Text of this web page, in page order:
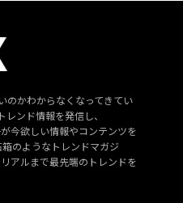
のかわからなくなってきてい
ンド情報を発信し、
が今欲しい情報やコンテンツを
のようなトレンドマガジ
アルまで最先端のトレンドを